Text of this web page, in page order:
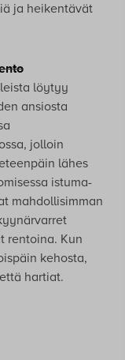
ja heikentävät
löytyy
ansiosta
jolloin
lähes
istuma-
mahdollisimman
rentoina. Kun
kehosta,
hartiat.